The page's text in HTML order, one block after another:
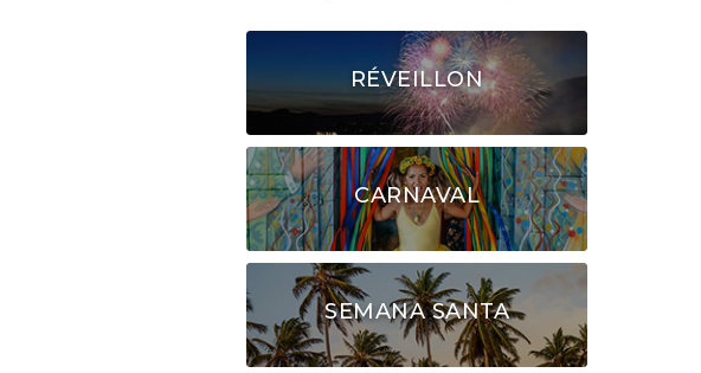
RÉVEILLON
CARNAVAL
SEMANA SANTA